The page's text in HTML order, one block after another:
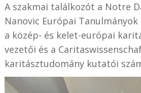
A szakmai találkozót a Notre
Nanovic Európai
a közép- és kelet-európai
vezetői és a
karitásztudomány kutatói